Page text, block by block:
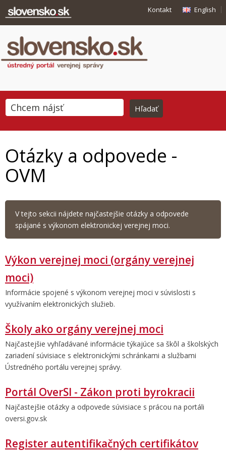
Kontakt English
Otázky a odpovede -
OVM
V tejto sekcii nájdete najčastejšie otázky a odpovede
spájané s výkonom elektronickej verejnej moci.
Výkon verejnej moci (orgány verejnej
moci)
Informácie spojené s výkonom verejnej moci v súvislosti s
využívaním elektronických služieb.
Školy ako orgány verejnej moci
Najčastejšie vyhľadávané informácie týkajúce sa škôl a školských
zariadení súvisiace s elektronickými schránkami a službami
Ústredného portálu verejnej správy.
Portál OverSI - Zákon proti byrokracii
Najčastejšie otázky a odpovede súvisiace s prácou na portáli
oversi.gov.sk
Register autentifikačných certifikátov